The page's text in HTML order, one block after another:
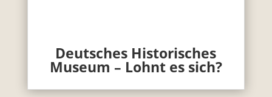
Deutsches Historisches
Museum – Lohnt es sich?